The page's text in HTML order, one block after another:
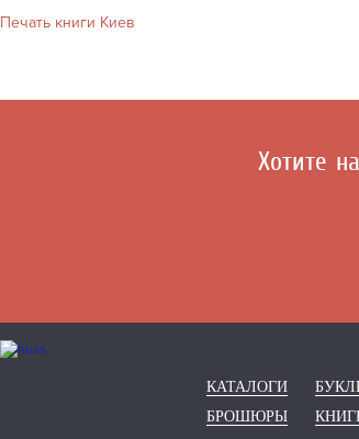
Печать книги Киев
Хотите
КАТАЛОГИ
БРОШЮРЫ